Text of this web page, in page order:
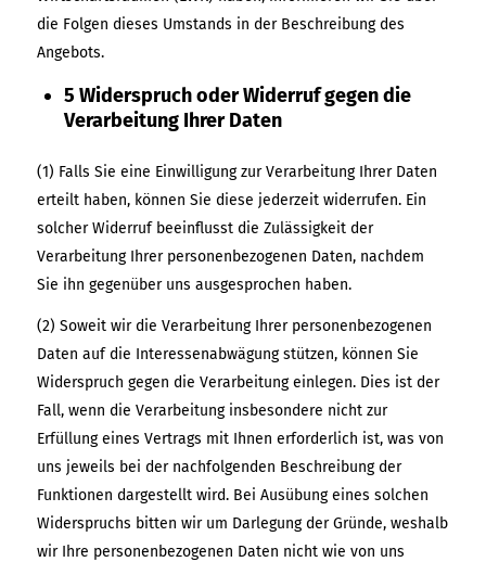
die Folgen dieses Umstands in der Beschreibung des
Angebots.
5 Widerspruch oder Widerruf gegen die
Verarbeitung Ihrer Daten
(1) Falls Sie eine Einwilligung zur Verarbeitung Ihrer Daten
erteilt haben, können Sie diese jederzeit widerrufen. Ein
solcher Widerruf beeinflusst die Zulässigkeit der
Verarbeitung Ihrer personenbezogenen Daten, nachdem
Sie ihn gegenüber uns ausgesprochen haben.
(2) Soweit wir die Verarbeitung Ihrer personenbezogenen
Daten auf die Interessenabwägung stützen, können Sie
Widerspruch gegen die Verarbeitung einlegen. Dies ist der
Fall, wenn die Verarbeitung insbesondere nicht zur
Erfüllung eines Vertrags mit Ihnen erforderlich ist, was von
uns jeweils bei der nachfolgenden Beschreibung der
Funktionen dargestellt wird. Bei Ausübung eines solchen
Widerspruchs bitten wir um Darlegung der Gründe, weshalb
wir Ihre personenbezogenen Daten nicht wie von uns